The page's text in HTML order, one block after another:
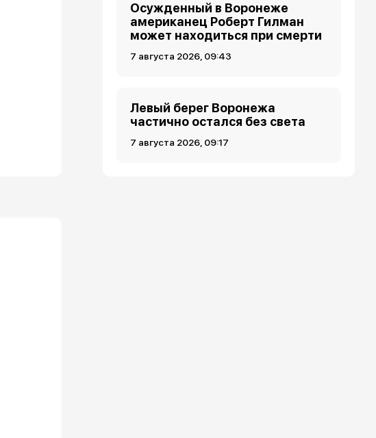
Осужденный в Воронеже
американец Роберт Гилман
может находиться при смерти
7 августа 2026, 09:43
Левый берег Воронежа
частично остался без света
7 августа 2026, 09:17